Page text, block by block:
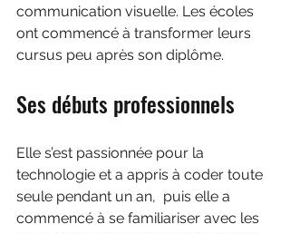
communication visuelle. Les écoles
ont commencé à transformer leurs
cursus peu après son diplôme.
Ses débuts professionnels
Elle s’est passionnée pour la
technologie et a appris à coder toute
seule pendant un an,  puis elle a
commencé à se familiariser avec les